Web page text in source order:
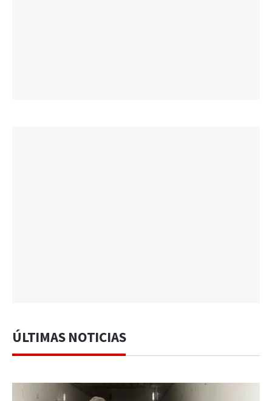
ÚLTIMAS NOTICIAS